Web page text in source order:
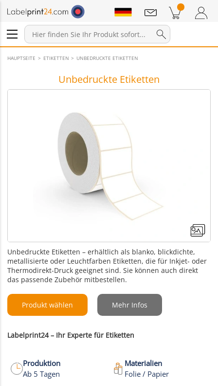
Anmelden / Registrieren
Warenkorb Zum Warenkorb
Mitteilungen
HAUPTSEITE ETIKETTEN UNBEDRUCKTE ETIKETTEN
Unbedruckte Etiketten
Unbedruckte Etiketten – erhältlich als blanko, blickdichte,
metallisierte oder Leuchtfarben Etiketten, die für Inkjet- oder
Thermodirekt-Druck geeignet sind. Sie können auch direkt
das passende Zubehör mitbestellen.
Produkt wählen Mehr Infos
Labelprint24 – Ihr Experte für Etiketten
Produktion
Ab 5 Tagen
Materialien
Folie / Papier